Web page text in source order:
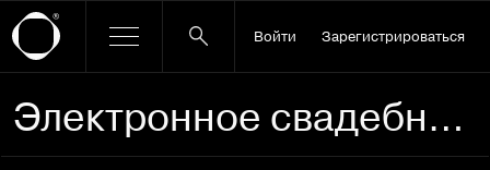
Войти Зарегистрироваться
Электронное свадебное приглашение